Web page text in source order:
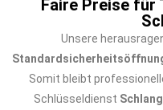
Faire Preise für
Unsere
Somit bleibt
Schlüsseldienst